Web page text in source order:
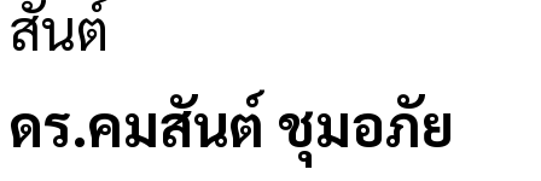
ดร.คมสันต์ ชุมอภัย